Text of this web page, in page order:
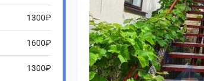
1300₽
1600₽
1300₽